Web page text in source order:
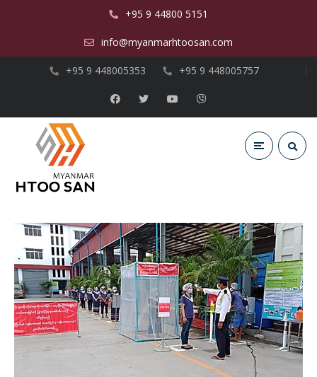
+95 9 44800 5151
info@myanmarhtoosan.com
+95 9 448005353 +95 9 448005757